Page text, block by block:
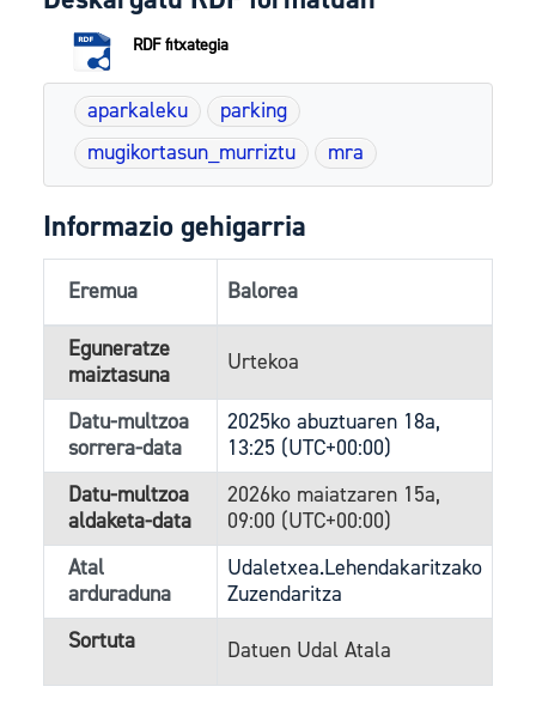
RDF fitxategia
aparkaleku
parking
mugikortasun_murriztu
mra
Informazio gehigarria
Eremua Balorea
Eguneratze
maiztasuna
Urtekoa
Datu-multzoa
sorrera-data
2025ko abuztuaren 18a,
13:25 (UTC+00:00)
Datu-multzoa
aldaketa-data
2026ko maiatzaren 15a,
09:00 (UTC+00:00)
Atal
arduraduna
Udaletxea.Lehendakaritzako
Zuzendaritza
Sortuta
Datuen Udal Atala